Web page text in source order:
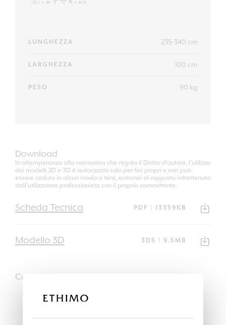
LUNGHEZZA 235-340 cm
LARGHEZZA 100 cm
PESO 90 kg
Download
In ottemperanza alla normativa che regola il Diritto d'autore, l'utilizzo
dei modelli 2D e 3D è autorizzato solo per fini propri e non può
essere ceduto in alcun modo a terzi, estranei al rapporto intrattenuto
dall'utilizzatore professionista con il proprio committente.
Scheda Tecnica PDF | 13359KB
Modello 3D 3DS | 9.5MB
Completalo con